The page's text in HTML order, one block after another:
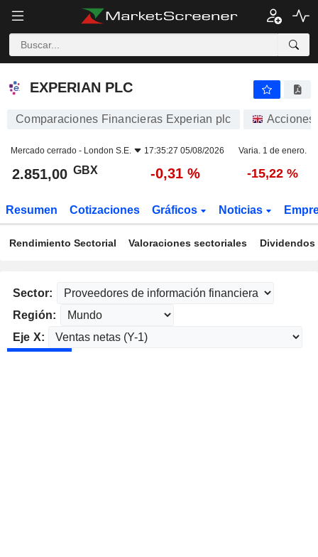
EXPERIAN PLC
EXPERIAN PLC
Comparaciones Financieras Experian plc Acciones
Mercado cerrado - London S.E. 17:35:27 05/08/2026 Varia. 1 de enero.
2.851,00 GBX -0,31 % -15,22 %
Resumen Cotizaciones Gráficos Noticias
Rendimiento Sectorial Valoraciones sectoriales
Sector:
Región:
Eje X: